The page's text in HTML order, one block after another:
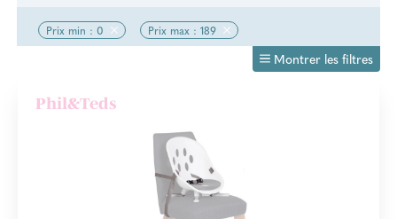
Prix min : 0 Prix max : 189
Montrer les filtres
Phil&Teds